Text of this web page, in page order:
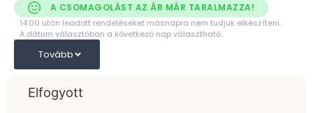
A CSOMAGOLÁST AZ ÁR MÁR TARALMAZZA!
14:00 után leadott rendeléseket másnapra nem tudjuk elkészíteni.
A dátum választóban a következő nap választható.
Tovább
Elfogyott